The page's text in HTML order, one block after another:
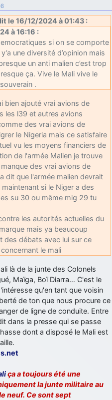
étaient-ils présent au
excellente année 2026 à tous et
meilleurs voeux à tous pour
réveillon pour cette nouvelle
de souhaiter un Joyeux Noël
des rares lycées militaires
ne peut pas faire de mal !
voire après une prépa
de temps devant toi
un élève de première
je savoir que faire après
officier de l'armée de l'air?
?
site .mais nous aimerions avoir
bien les pieds, j’avoue
OK dirait-on… Merci à toi.
les accessoires de personne
peu violent, mais ça devrait aller
et Singapour qui mettent le site
que j'étais resté dans le filtre…
le 16/12/2024 à 01:43 :
à 16:16 :
si on se comporte
une diversité d’opinion mais
un anti malien c’est trop
ça. Vive le Mali vive le
.
bien ajouté vrai avions de
les l39 et autres avions
des vrai avions de
le Nigeria mais ce satisfaire
vu les moyens financiers de
de l'armée Malien je trouve
des vrai avions de
dit que l'armée malien devrait
si le Niger a des
su 30 ou même mig 29 tu
les autorités actuelles du
mais ya beaucoup
des débats avec lui sur ce
le mali
là de la junte des Colonels
Maïga, Boï Diarra… C'est le
qu'en tant que voisin
de ton que nous procure ce
de ligne de conduite. Entre
dans la presse qui se passe
dont a disposé le Mali est
ça a toujours été une
la junte militaire au
neuf. Ce sont sept